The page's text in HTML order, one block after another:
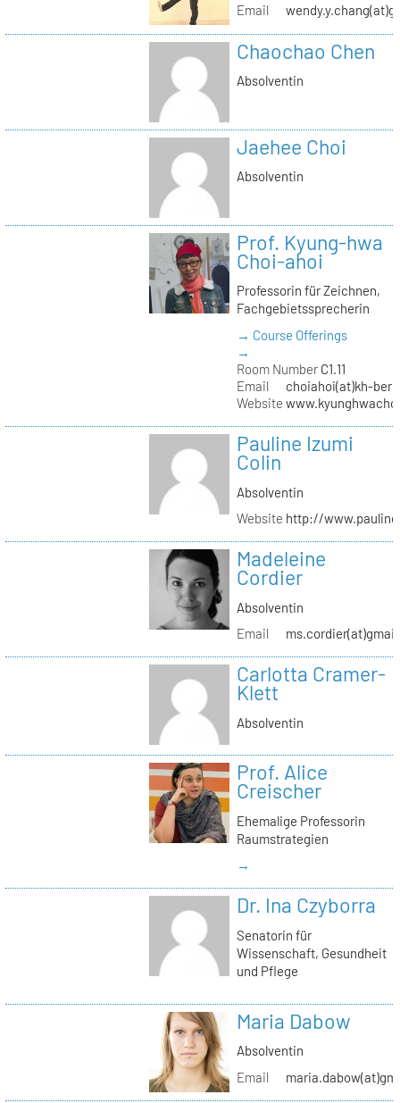
Email
Chaochao Chen
Absolventin
Jaehee Choi
Absolventin
Prof. Kyung-hwa
Choi-ahoi
Professorin für Zeichnen,
Fachgebietssprecherin
→ Course Offerings
→
Room NumberC1.11
Email
choiahoi(at)kh-
Website
Pauline Izumi
Colin
Absolventin
Website http://
Madeleine
Cordier
Absolventin
Email
Carlotta Cramer-
Klett
Absolventin
Prof. Alice
Creischer
Ehemalige Professorin
Raumstrategien
→
Dr. Ina Czyborra
Senatorin für
Wissenschaft, Gesundheit
und Pflege
Maria Dabow
Absolventin
Email